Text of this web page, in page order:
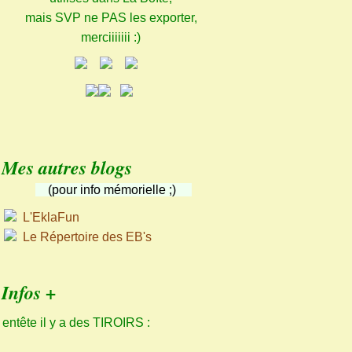
mais SVP ne PAS les exporter,
merciiiiiii :)
Mes autres blogs
(pour info mémorielle ;)
L'EklaFun
Le Répertoire des EB's
Infos +
il y a des TIROIRS :